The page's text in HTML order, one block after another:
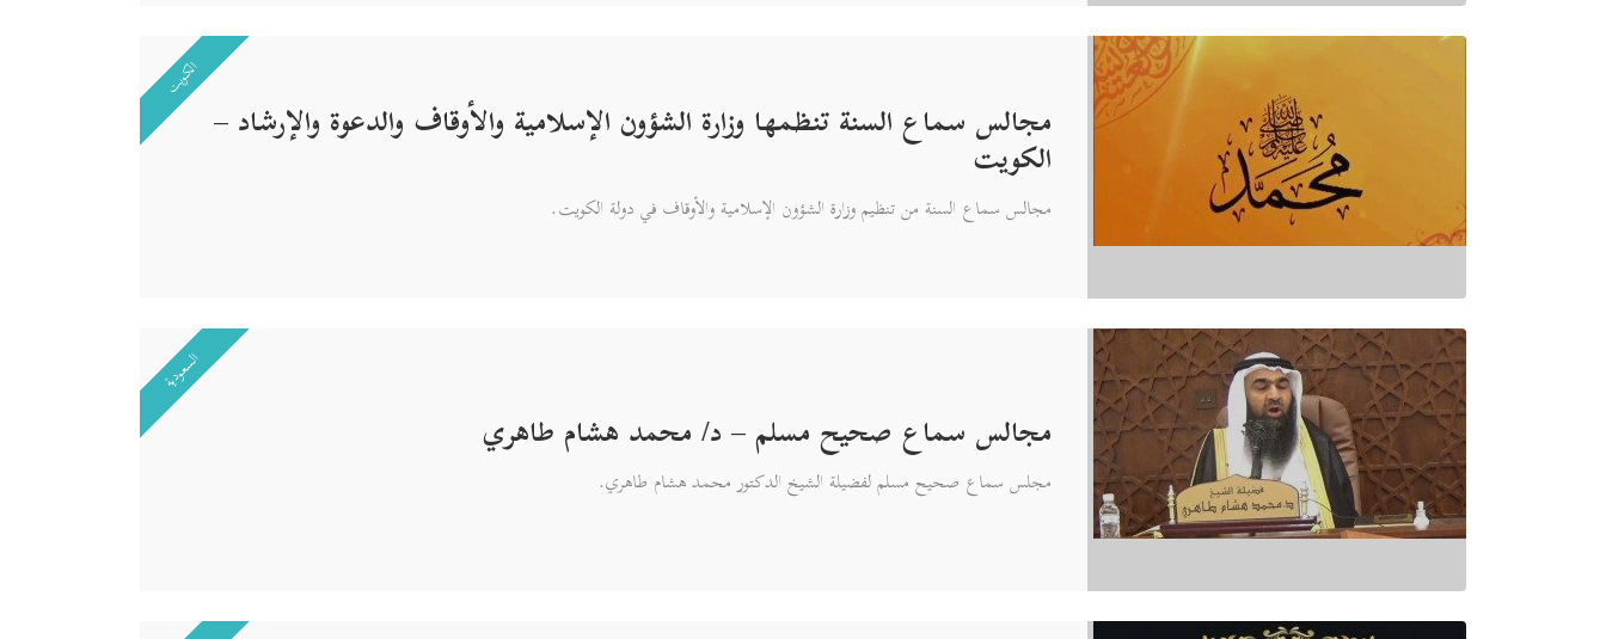
الكويت
مجالس سماع السنة تنظمها وزارة الشؤون الإسلامية والأوقاف والدعوة والإرشاد –
الكويت
مجالس سماع السنة من تنظيم وزارة الشؤون الإسلامية والأوقاف في دولة الكويت.
السعودية
مجالس سماع صحيح مسلم – د/ محمد هشام طاهري
مجلس سماع صحيح مسلم لفضيلة الشيخ الدكتور محمد هشام طاهري.